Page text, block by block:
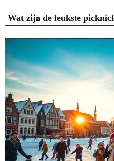
Wat zijn de leukste